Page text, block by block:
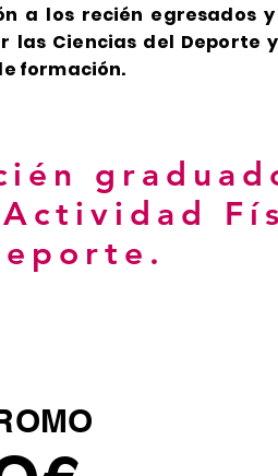
a los recién egresados
Ciencias del Deporte y
formación.